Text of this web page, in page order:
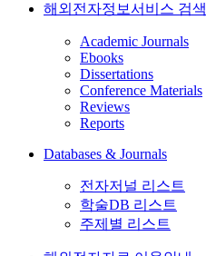
해외전자정보서비스 검색
Academic Journals
Ebooks
Dissertations
Conference Materials
Reviews
Reports
Databases & Journals
전자저널 리스트
학술DB 리스트
주제별 리스트